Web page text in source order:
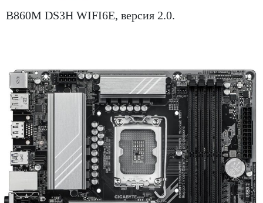
B860M DS3H WIFI6E, версия 2.0.